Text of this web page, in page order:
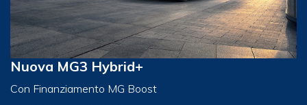
Nuova MG3 Hybrid+
Con Finanziamento MG Boost